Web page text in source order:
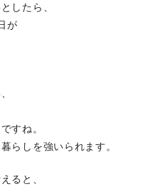
したら、
が
すね。
らしを強いられます。
ると、